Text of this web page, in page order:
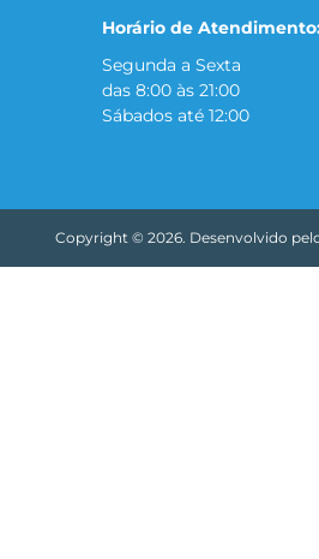
Horário de
Segunda a Sexta
das 8:00 às 21:00
Sábados até 12:00
Copyright © 2026. Desenvolvido